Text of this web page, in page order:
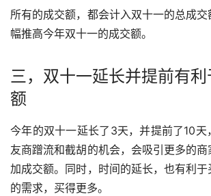
所有的成交额，都会计入双十一的总成
幅推高今年双十一的成交额。
三，双十一延长并提前有
额
今年的双十一延长了3天，并提前了10天
友商蹭流和截胡的机会，会吸引更多的
加成交额。同时，时间的延长，也有利
的需求，买得更多。